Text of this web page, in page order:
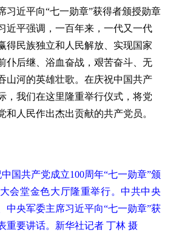
习近平向“七一勋章”获得者颁授勋章
近平强调，一百年来，一代又一代
得民族独立和人民解放、实现国家
仆后继、浴血奋战，艰苦奋斗、无
山河的英雄壮歌。在庆祝中国共产
，我们在这里隆重举行仪式，将党
和人民作出杰出贡献的共产党员。
国共产党成立100周年“七一勋章”颁
会堂金色大厅隆重举行。中共中央
中央军委主席习近平向“七一勋章”获
重要讲话。新华社记者 丁林 摄